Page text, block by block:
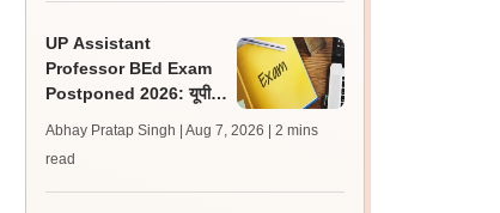
UP Assistant
Professor BEd Exam
Postponed 2026: यूपी
स्थगित, नई तिथि बाद में
Abhay Pratap Singh | Aug 7, 2026
| 2 mins
read